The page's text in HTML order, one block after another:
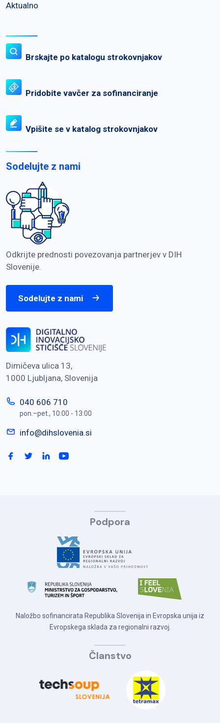
Aktualno
Brskajte po katalogu strokovnjakov
Pridobite vavčer za sofinanciranje
Vpišite se v katalog strokovnjakov
Sodelujte z nami
Odkrijte prednosti povezovanja partnerjev v DIH
Slovenije.
Sodelujte z nami
Dimičeva ulica 13,
1000 Ljubljana, Slovenija
040 606 710
pon.–pet., 10:00 - 13:00
info@dihslovenia.si
Podpora
Naložbo sofinancirata Republika Slovenija in Evropska unija iz
Evropskega sklada za regionalni razvoj.
Članstvo